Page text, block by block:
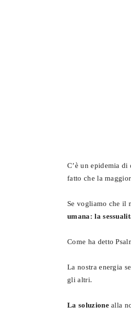
C’è un epidemia
fatto che la
Se vogliamo che il
umana: la
Come ha detto
La nostra energia
gli altri.
La soluzionealla